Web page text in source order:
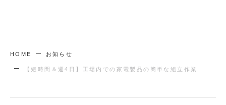
HOME お知らせ
【短時間＆週4日】工場内での家電製品の簡単な組立作業